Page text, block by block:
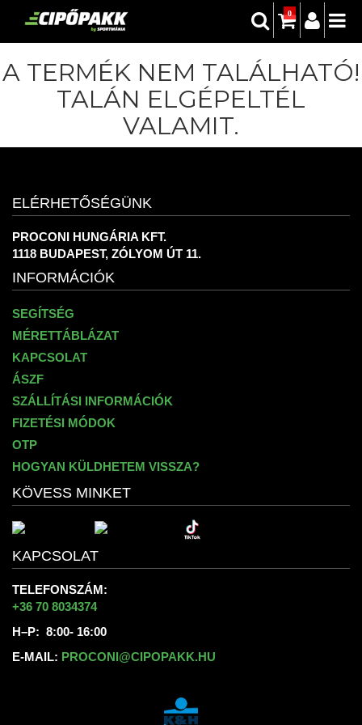
0
A TERMÉK NEM TALÁLHATÓ!
TALÁN ELGÉPELTÉL
VALAMIT.
ELÉRHETŐSÉGÜNK
PROCONI HUNGÁRIA KFT.
1118 BUDAPEST, ZÓLYOM ÚT 11.
INFORMÁCIÓK
SEGÍTSÉG
MÉRETTÁBLÁZAT
KAPCSOLAT
ÁSZF
SZÁLLÍTÁSI INFORMÁCIÓK
FIZETÉSI MÓDOK
OTP
HOGYAN KÜLDHETEM VISSZA?
KÖVESS MINKET
KAPCSOLAT
TELEFONSZÁM:
+36 70 8034374
H–P: 8:00- 16:00
E-MAIL: PROCONI@CIPOPAKK.HU